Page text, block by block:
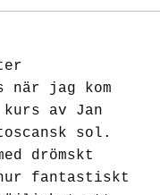
när jag kom
kurs av Jan
sol.
drömskt
fantastiskt